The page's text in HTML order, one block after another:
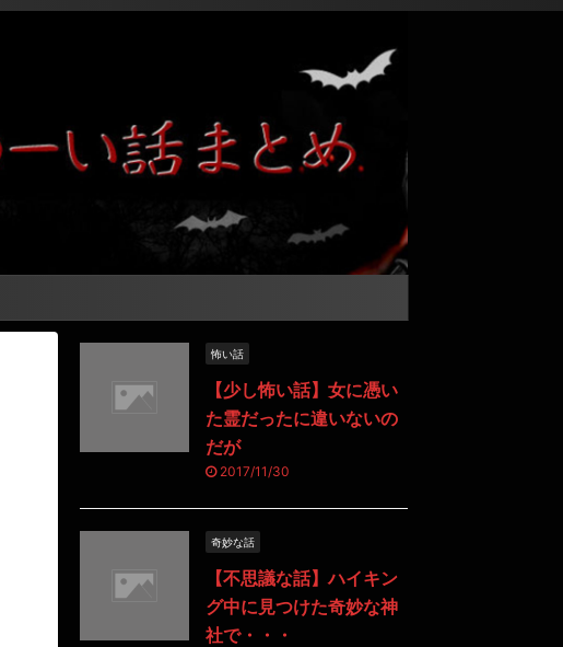
怖い話
【少し怖い話】女に憑い
た霊だったに違いないの
だが
2017/11/30
奇妙な話
【不思議な話】ハイキン
グ中に見つけた奇妙な神
社で・・・